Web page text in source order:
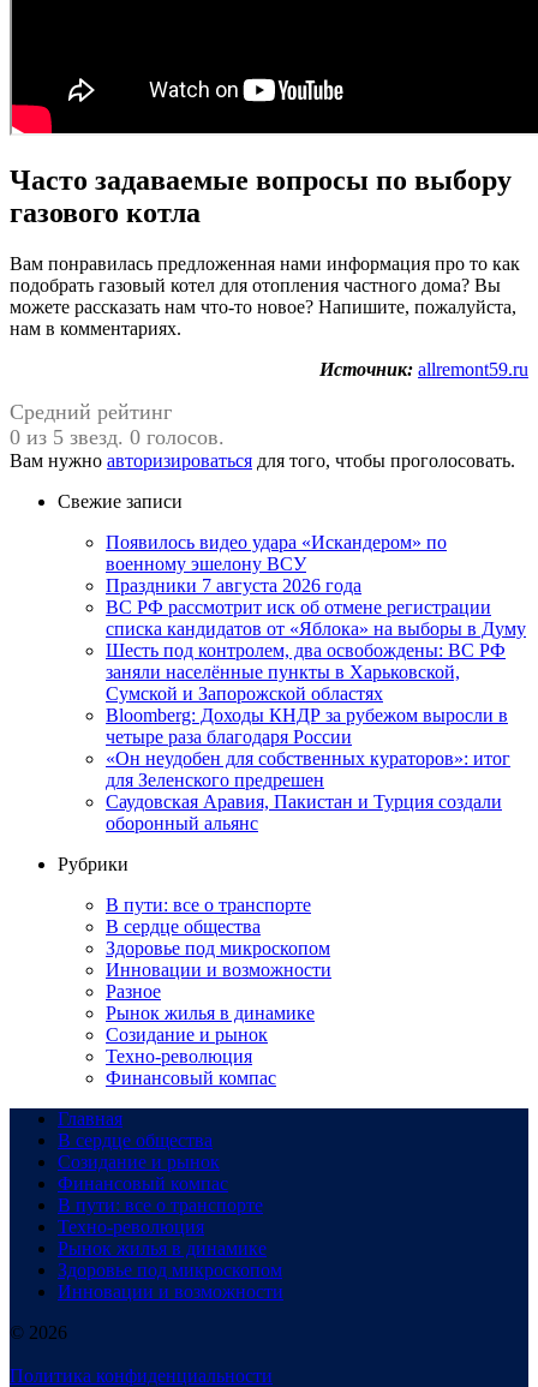
Часто задаваемые вопросы по выбору
газового котла
Вам понравилась предложенная нами информация про то как
подобрать газовый котел для отопления частного дома? Вы
можете рассказать нам что-то новое? Напишите, пожалуйста,
нам в комментариях.
Источник: allremont59.ru
Средний рейтинг
0 из 5 звезд. 0 голосов.
Вам нужно авторизироваться для того, чтобы проголосовать.
Свежие записи
Появилось видео удара «Искандером» по
военному эшелону ВСУ
Праздники 7 августа 2026 года
ВС РФ рассмотрит иск об отмене регистрации
списка кандидатов от «Яблока» на выборы в Думу
Шесть под контролем, два освобождены: ВС РФ
заняли населённые пункты в Харьковской,
Сумской и Запорожской областях
Bloomberg: Доходы КНДР за рубежом выросли в
четыре раза благодаря России
«Он неудобен для собственных кураторов»: итог
для Зеленского предрешен
Саудовская Аравия, Пакистан и Турция создали
оборонный альянс
Рубрики
В пути: все о транспорте
В сердце общества
Здоровье под микроскопом
Инновации и возможности
Разное
Рынок жилья в динамике
Созидание и рынок
Техно-революция
Финансовый компас
Главная
В сердце общества
Созидание и рынок
Финансовый компас
В пути: все о транспорте
Техно-революция
Рынок жилья в динамике
Здоровье под микроскопом
Инновации и возможности
© 2026
Политика конфиденциальности